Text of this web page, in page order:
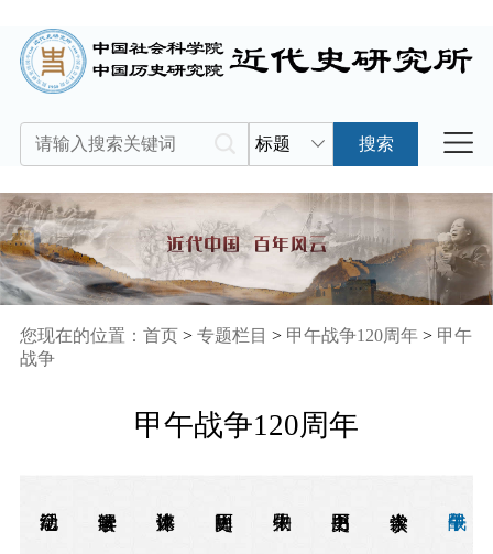
标题 搜索
您现在的位置： 首页> 专题栏目 > 甲午战争120周年> 甲午
战争
甲午战争120周年